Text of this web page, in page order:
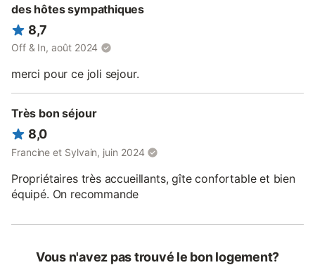
spéciales pour les enfants : - jusqu'à 4 ans inclus : location
gratuite - de 5 à 18 ans : 25% de réduction sur le tarif adulte
Pour une annulation à partir du 10ème jour de réservation :
l'acompte reste la propriété du locataire. A moins de 8 jours de
la date d'arrivée tous les paiements effectués restent la
propriété du loueur.
des hôtes sympathiques
8,7
Off & In, août 2024
merci pour ce joli sejour.
Très bon séjour
8,0
Francine et Sylvain, juin 2024
Propriétaires très accueillants, gîte confortable et bien
équipé. On recommande
Vous n'avez pas trouvé le bon logement?